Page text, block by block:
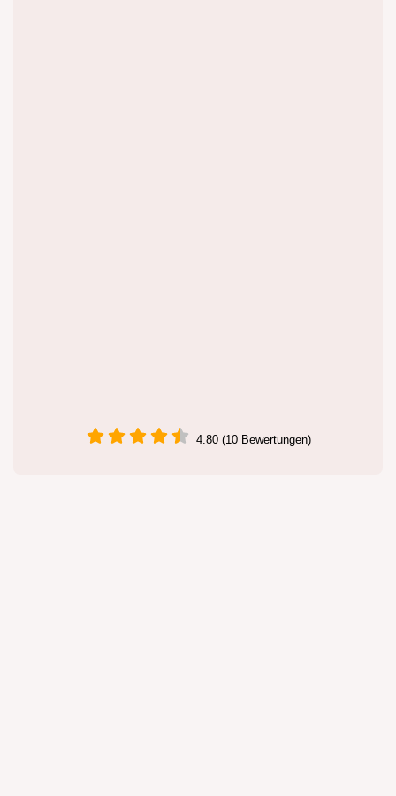
4.80 (10 Bewertungen)